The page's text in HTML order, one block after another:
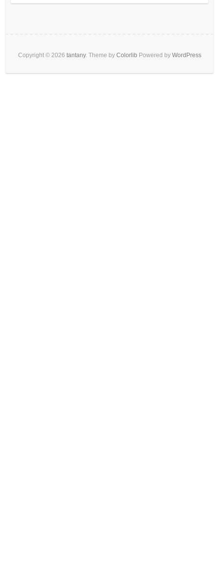
Copyright © 2026 tantany. Theme by Colorlib Powered by WordPress